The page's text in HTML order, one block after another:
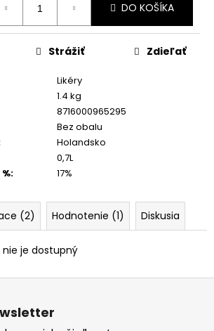
DO KOŠÍKA
Likéry
1.4 kg
8716000965295
Bez obalu
Holandsko
0,7L
: 17%
Strážiť Zdieľať
(2) Hodnotenie (1) Diskusia
nie je dostupný